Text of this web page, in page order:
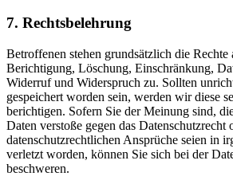
7. Rechtsbelehrung
Betroffenen stehen grundsätzlich die
Berichtigung, Löschung, Einschränkung,
Widerruf und Widerspruch zu. Sollten
gespeichert worden sein, werden wir diese
berichtigen. Sofern Sie der Meinung sind,
Daten verstoße gegen das Datenschutzrecht
datenschutzrechtlichen Ansprüche seien in
verletzt worden, können Sie sich bei der
beschweren.